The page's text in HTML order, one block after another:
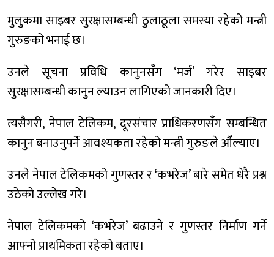
मुलुकमा साइबर सुरक्षासम्बन्धी ठुलाठूला समस्या रहेको मन्त्री
गुरुङको भनाई छ।
उनले सूचना प्रविधि कानुनसँग ‘मर्ज’ गरेर साइबर
सुरक्षासम्बन्धी कानुन ल्याउन लागिएको जानकारी दिए।
त्यसैगरी, नेपाल टेलिकम, दूरसंचार प्राधिकरणसँग सम्बन्धित
कानुन बनाउनुपर्ने आवश्यकता रहेको मन्त्री गुरुङले औँल्याए।
उनले नेपाल टेलिकमको गुणस्तर र ‘कभरेज’ बारे समेत धेरै प्रश्न
उठेको उल्लेख गरे।
नेपाल टेलिकमको ‘कभरेज’ बढाउने र गुणस्तर निर्माण गर्ने
आफ्नो प्राथमिकता रहेको बताए।